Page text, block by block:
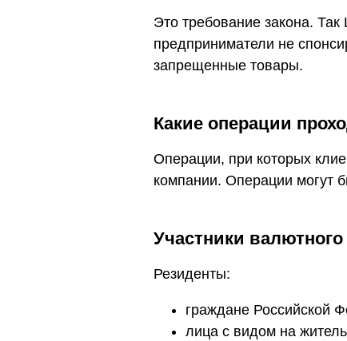
Это требование закона.
предприниматели не
запрещенные товары.
Какие операции
Операции, при которых
компании. Операции могут
Участники валютного
Резиденты:
граждане Российской
лица с видом на